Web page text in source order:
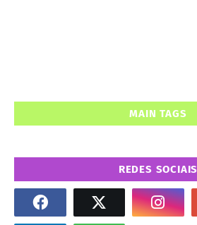
MAIN TAGS
REDES SOCIAIS